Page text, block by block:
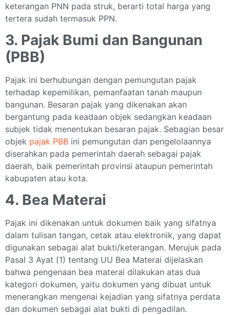
keterangan PNN pada struk, berarti total harga yang
tertera sudah termasuk PPN.
3. Pajak Bumi dan Bangunan
(PBB)
Pajak ini berhubungan dengan pemungutan pajak
terhadap kepemilikan, pemanfaatan tanah maupun
bangunan. Besaran pajak yang dikenakan akan
bergantung pada keadaan objek sedangkan keadaan
subjek tidak menentukan besaran pajak. Sebagian besar
objek pajak PBB ini pemungutan dan pengelolaannya
diserahkan pada pemerintah daerah sebagai pajak
daerah, baik pemerintah provinsi ataupun pemerintah
kabupaten atau kota.
4. Bea Materai
Pajak ini dikenakan untuk dokumen baik yang sifatnya
dalam tulisan tangan, cetak atau elektronik, yang dapat
digunakan sebagai alat bukti/keterangan. Merujuk pada
Pasal 3 Ayat (1) tentang UU Bea Materai dijelaskan
bahwa pengenaan bea materai dilakukan atas dua
kategori dokumen, yaitu dokumen yang dibuat untuk
menerangkan mengenai kejadian yang sifatnya perdata
dan dokumen sebagai alat bukti di pengadilan.